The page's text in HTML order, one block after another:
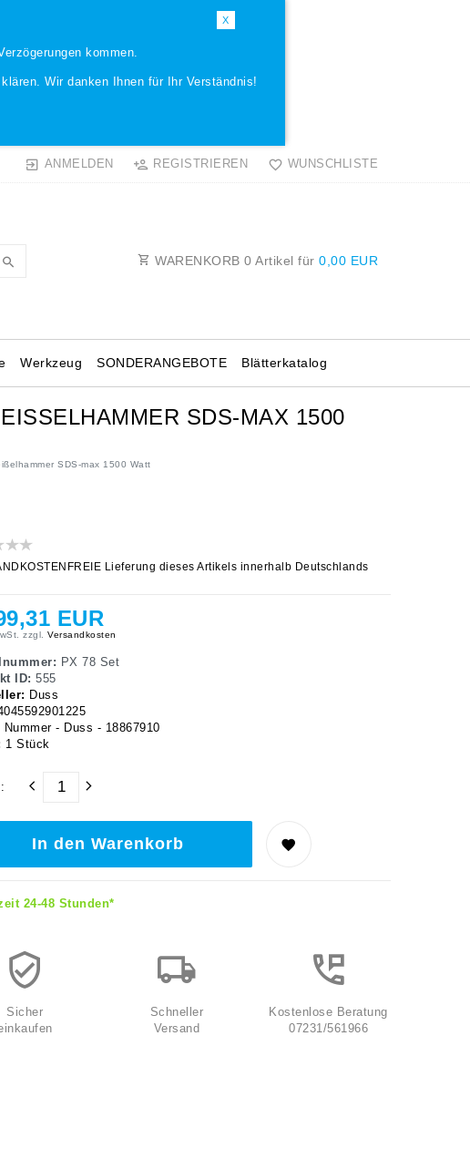
X
kommen.
Wir danken Ihnen für Ihr Verständnis!
ANMELDEN REGISTRIEREN WUNSCHLISTE
WARENKORB 0 Artikel für 0,00 EUR
Werkzeug Blätterkatalog
SONDERANGEBOTE
SDS-MAX 1500 W
SDS-max 1500 Watt
Lieferung dieses Artikels innerhalb Deutschlands
EUR
zzgl. Versandkosten
PX 78 Set
ID: 555
Duss
Nummer - Duss - 18867910
1 Stück
In den Warenkorb
24-48 Stunden*
Sicher
Schneller
Versand
Kostenlose Beratung
07231/561966